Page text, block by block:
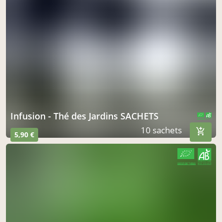
Infusion - Thé des Jardins SACHETS
5,90 € 10 sachets
CERTIFIÉ PAR FR-BIO-01
AGRICULTURE FRANCE